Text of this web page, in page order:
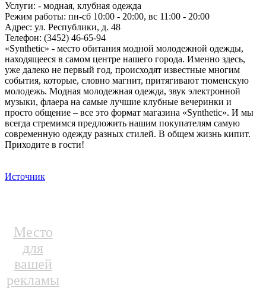
Услуги: - модная, клубная одежда
Режим работы: пн-сб 10:00 - 20:00, вс 11:00 - 20:00
Адрес: ул. Республики, д. 48
Телефон: (3452) 46-65-94
«Synthetic» - место обитания модной молодежной одежды,
находящееся в самом центре нашего города. Именно здесь,
уже далеко не первый год, происходят известные многим
события, которые, словно магнит, притягивают тюменскую
молодежь. Модная молодежная одежда, звук электронной
музыки, флаера на самые лучшие клубные вечеринки и
просто общение – все это формат магазина «Synthetic». И мы
всегда стремимся предложить нашим покупателям самую
современную одежду разных стилей. В общем жизнь кипит.
Приходите в гости!
Источник
Место
для
вашей
рекламы